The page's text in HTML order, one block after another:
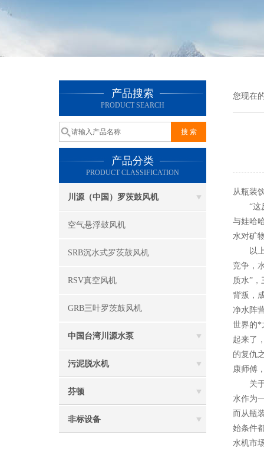
产品搜索
PRODUCT SEARCH
产品分类
PRODUCT CLASSIFICATION
川源（中国）罗茨鼓风机
空气悬浮鼓风机
SRB沉水式罗茨鼓风机
RSV真空风机
GRB三叶罗茨鼓风机
中国台湾川源水泵
污泥脱水机
芬顿
非标设备
您现在
从瓶装
“这反
与娃哈
水对矿
以上
竞争，
质水”
背叛，
净水阵
世界的*
起来了
的复仇
康师傅
关于
水作为
而从瓶
始条件
水机市